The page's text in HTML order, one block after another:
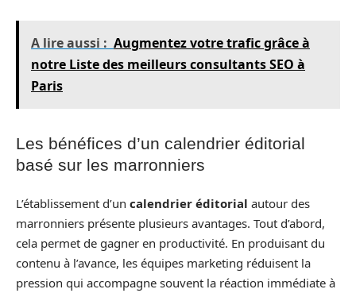
A lire aussi : Augmentez votre trafic grâce à
notre Liste des meilleurs consultants SEO à
Paris
Les bénéfices d’un calendrier éditorial
basé sur les marronniers
L’établissement d’un calendrier éditorial autour des
marronniers présente plusieurs avantages. Tout d’abord,
cela permet de gagner en productivité. En produisant du
contenu à l’avance, les équipes marketing réduisent la
pression qui accompagne souvent la réaction immédiate à